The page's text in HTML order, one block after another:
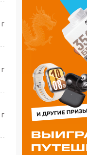
г
г
г